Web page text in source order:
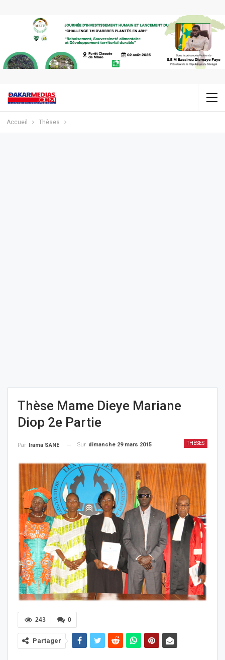
Accueil Thèses
Thèse Mame Dieye Mariane
Diop 2e Partie
THÈSES
Par Irama SANE Sur dimanche 29 mars 2015
0
243
Partager